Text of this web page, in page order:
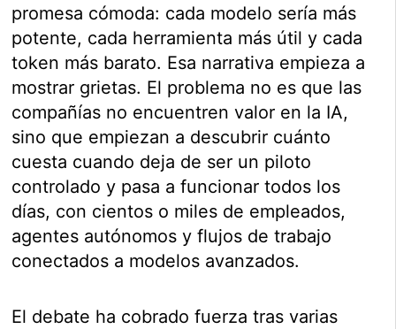
promesa cómoda: cada modelo sería más
potente, cada herramienta más útil y cada
token más barato. Esa narrativa empieza a
mostrar grietas. El problema no es que las
compañías no encuentren valor en la IA,
sino que empiezan a descubrir cuánto
cuesta cuando deja de ser un piloto
controlado y pasa a funcionar todos los
días, con cientos o miles de empleados,
agentes autónomos y flujos de trabajo
conectados a modelos avanzados.
El debate ha cobrado fuerza tras varias